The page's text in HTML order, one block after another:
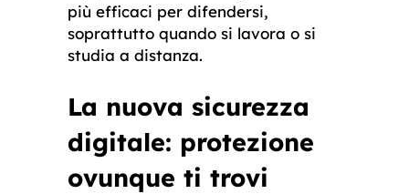
più efficaci per difendersi,
soprattutto quando si lavora o si
studia a distanza.
La nuova sicurezza
digitale: protezione
ovunque ti trovi